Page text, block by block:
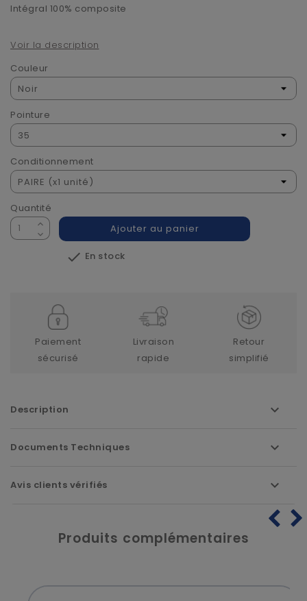
Intégral 100% composite
Voir la description
Couleur
Pointure
Conditionnement
Quantité
Ajouter au panier
 En stock
Paiement
sécurisé
Livraison
rapide
Retour
simplifié
Description
Documents Techniques
Avis clients vérifiés
Produits complémentaires